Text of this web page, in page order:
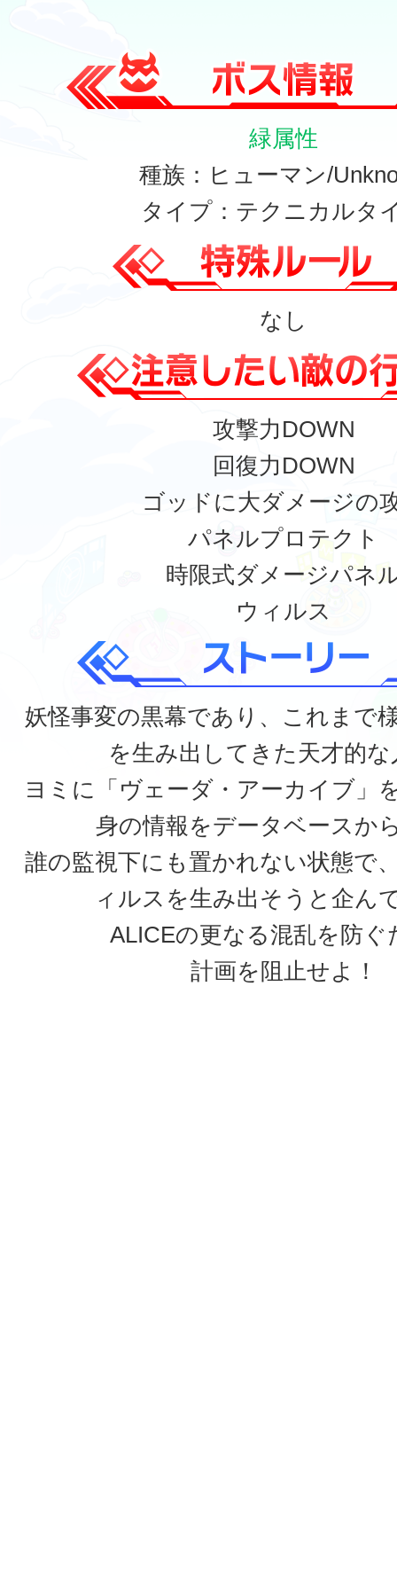
緑属性
種族：ヒューマン/
タイプ：テクニカルタ
なし
攻撃力DOWN
回復力DOWN
ゴッドに大ダメージの
パネルプロテクト
時限式ダメージパネ
ウィルス
妖怪事変の黒幕であり、これまで
を生み出してきた天才的な
ヨミに「ヴェーダ・アーカイブ」
身の情報をデータベースか
誰の監視下にも置かれない状態で
ィルスを生み出そうと企ん
ALICEの更なる混乱を防ぐ
計画を阻止せよ！